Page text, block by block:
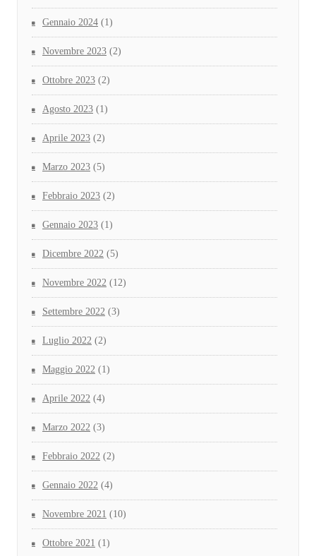
Gennaio 2024 (1)
Novembre 2023 (2)
Ottobre 2023 (2)
Agosto 2023 (1)
Aprile 2023 (2)
Marzo 2023 (5)
Febbraio 2023 (2)
Gennaio 2023 (1)
Dicembre 2022 (5)
Novembre 2022 (12)
Settembre 2022 (3)
Luglio 2022 (2)
Maggio 2022 (1)
Aprile 2022 (4)
Marzo 2022 (3)
Febbraio 2022 (2)
Gennaio 2022 (4)
Novembre 2021 (10)
Ottobre 2021 (1)